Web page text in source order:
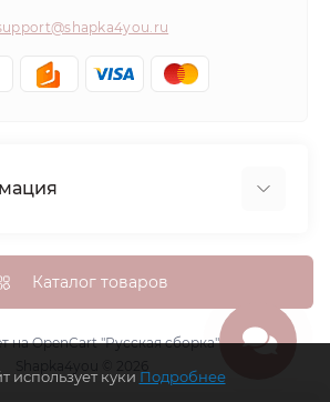
и бонусные баллы
Каталог товаров
наOpenCart "Русская сборка"
использует куки Подробнее